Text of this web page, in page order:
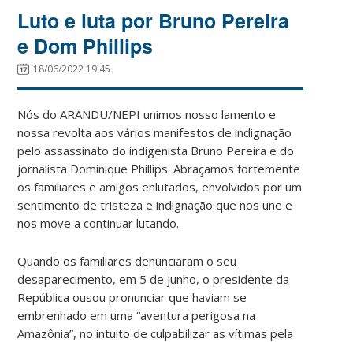
Luto e luta por Bruno Pereira
e Dom Phillips
18/06/2022 19:45
Nós do ARANDU/NEPI unimos nosso lamento e
nossa revolta aos vários manifestos de indignação
pelo assassinato do indigenista Bruno Pereira e do
jornalista Dominique Phillips. Abraçamos fortemente
os familiares e amigos enlutados, envolvidos por um
sentimento de tristeza e indignação que nos une e
nos move a continuar lutando.
Quando os familiares denunciaram o seu
desaparecimento, em 5 de junho, o presidente da
República ousou pronunciar que haviam se
embrenhado em uma “aventura perigosa na
Amazônia”, no intuito de culpabilizar as vítimas pela